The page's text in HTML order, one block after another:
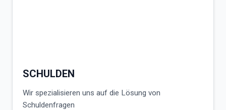
SCHULDEN
Wir spezialisieren uns auf die Lösung von
Schuldenfragen